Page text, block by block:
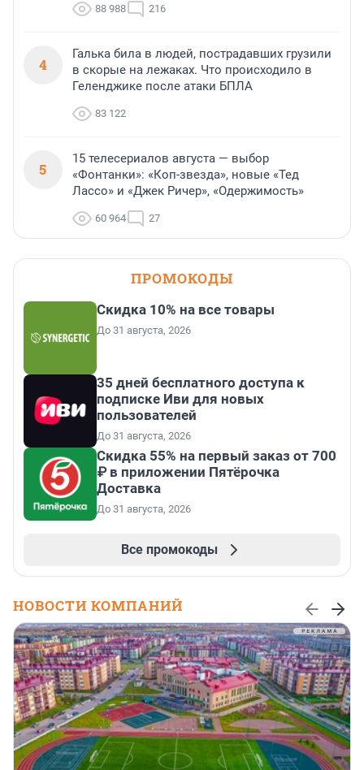
88 988 216
4
Галька била в людей, пострадавших грузили
в скорые на лежаках. Что происходило в
Геленджике после атаки БПЛА
83 122
5
15 телесериалов августа — выбор
«Фонтанки»: «Коп-звезда», новые «Тед
Лассо» и «Джек Ричер», «Одержимость»
60 964 27
ПРОМОКОДЫ
Скидка 10% на все товары
До 31 августа, 2026
35 дней бесплатного доступа к
подписке Иви для новых
пользователей
До 31 августа, 2026
Скидка 55% на первый заказ от 700
₽ в приложении Пятёрочка
Доставка
До 31 августа, 2026
Все промокоды
НОВОСТИ КОМПАНИЙ